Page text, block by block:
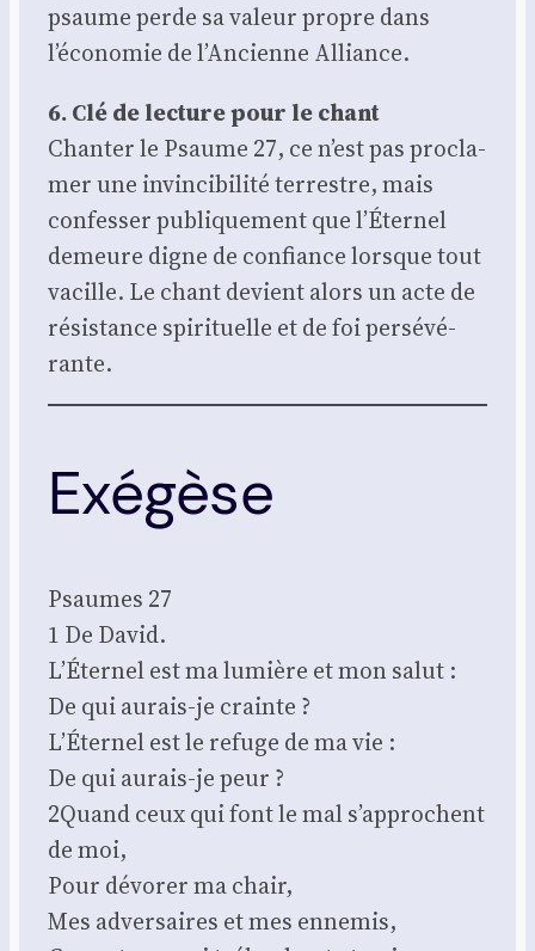
psaume perde sa valeur propre dans
l’économie de l’Ancienne Alliance.
6. Clé de lec­ture pour le chant
Chan­ter le Psaume 27, ce n’est pas pro­cla­
mer une invin­ci­bi­li­té ter­restre, mais
confes­ser publi­que­ment que l’Éternel
demeure digne de confiance lorsque tout
vacille. Le chant devient alors un acte de
résis­tance spi­ri­tuelle et de foi per­sé­vé­
rante.
Exégèse
Psaumes 27
1 De David.
L’Éternel est ma lumière et mon salut :
De qui aurais-je crainte ?
L’Éternel est le refuge de ma vie :
De qui aurais-je peur ?
2Quand ceux qui font le mal s’approchent
de moi,
Pour dévo­rer ma chair,
Mes adver­saires et mes enne­mis,